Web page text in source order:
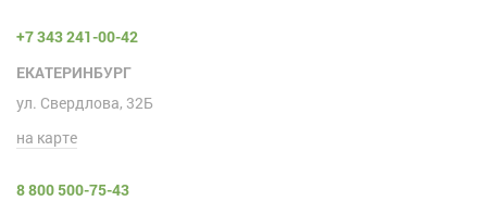
+7 343 241-00-42
ЕКАТЕРИНБУРГ
ул. Свердлова, 32Б
на карте
8 800 500-75-43